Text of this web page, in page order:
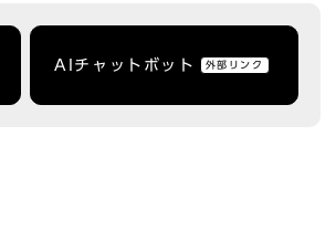
AIチャットボット 外部リンク